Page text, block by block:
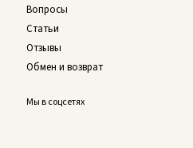
Вопросы
Статьи
Отзывы
Обмен и возврат
Мы в соцсетях